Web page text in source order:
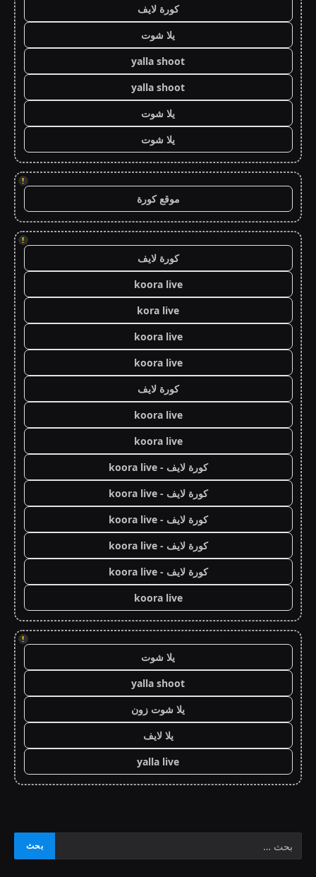
كورة لايف
يلا شوت
yalla shoot
yalla shoot
يلا شوت
يلا شوت
!
موقع كورة
!
كورة لايف
koora live
kora live
koora live
koora live
كورة لايف
koora live
koora live
كورة لايف - koora live
كورة لايف - koora live
كورة لايف - koora live
كورة لايف - koora live
كورة لايف - koora live
koora live
!
يلا شوت
yalla shoot
يلا شوت زون
يلا لايف
yalla live